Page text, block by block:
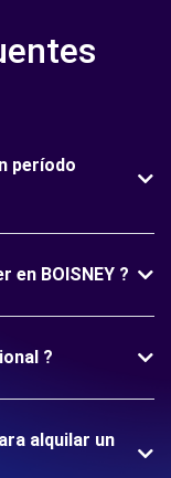
período
en BOISNEY ?
?
alquilar un